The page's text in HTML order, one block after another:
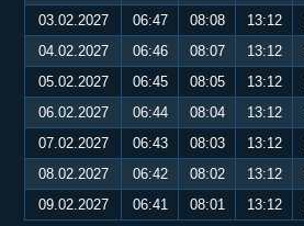
03.02.2027
06:47 08:08 13:12
04.02.2027
06:46 08:07 13:12
05.02.2027
06:45 08:05 13:12
06.02.2027
06:44 08:04 13:12
07.02.2027
06:43 08:03 13:12
08.02.2027
06:42 08:02 13:12
09.02.2027
06:41 08:01 13:12